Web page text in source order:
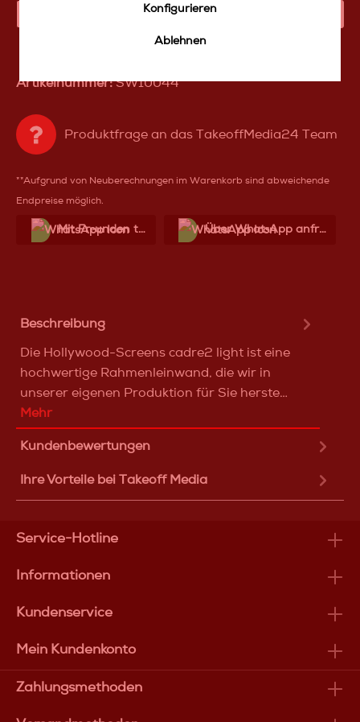
IN DEN WARENKORB
Artikelnummer:SW10044
Produktfrage an das TakeoffMedia24 Team
**Aufgrund von Neuberechnungen im Warenkorb sind abweichende
Endpreise möglich.
Mit Frеunden teilen Über WhatѕApp anfragеn
Beschreibung
Die Hollywood-Screens cadre2 light ist eine
hochwertige Rahmenleinwand, die wir in
unserer eigenen Produktion für Sie herste…
Mehr
Kundenbewertungen
Ihre Vorteile bei Takeoff Media
Service-Hotline
Informationen
Kundenservice
Mein Kundenkonto
Zahlungsmethoden
Konfigurieren
Ablehnen